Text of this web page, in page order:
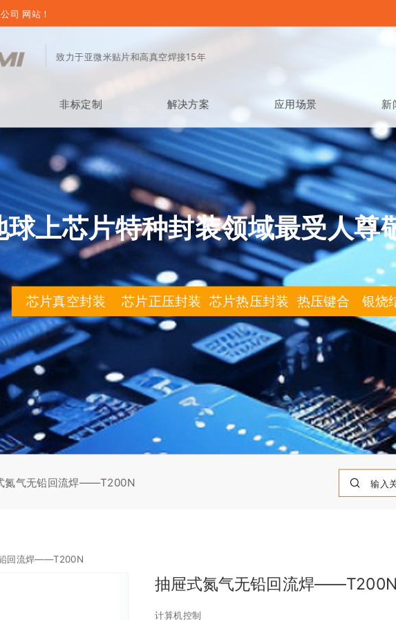
致力于亚微米贴片和高真空焊接15年
司 网站！
非标定制 解决方案 应用场景 新
球上芯片特种封装领域最受人尊
芯片真空封装 芯片正压封装 芯片热压封装 热压键合 银烧
氮气无铅回流焊——T200N
回流焊——T200N
抽屉式氮气无铅回流焊
计算机控制